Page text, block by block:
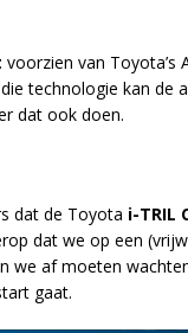
voorzien van Toyota’s
technologie kan
dat ook doen.
dat de Toyota i-TRIL
dat we op een
we af moeten
gaat.